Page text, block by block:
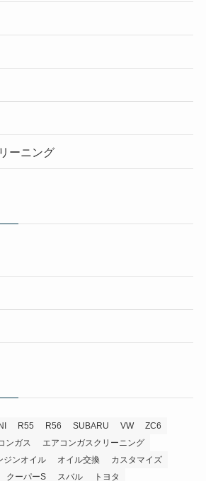
ーニング
R55 R56 SUBARU VW
ZC6
ンガス
エアコンガスクリーニング
ジンオイル オイル交換
カスタマイズ
クーパーS スバル トヨタ